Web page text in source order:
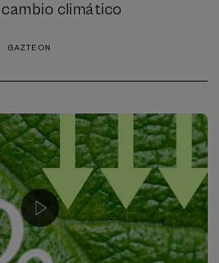
climático
GAZTE ON